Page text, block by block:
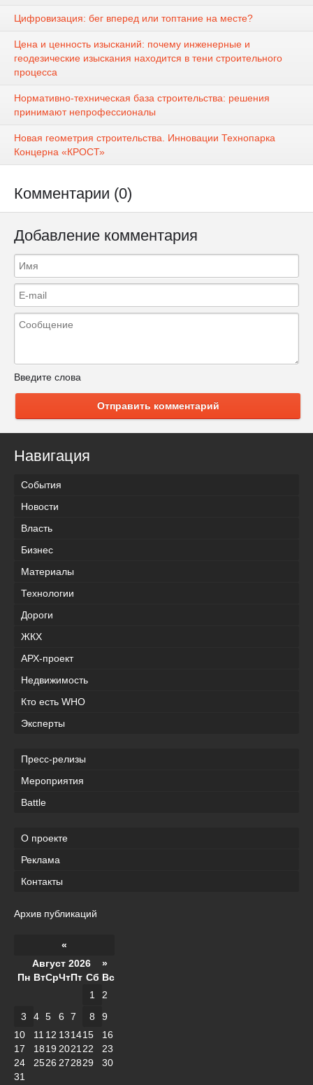
Цифровизация: бег вперед или топтание на месте?
Цена и ценность изысканий: почему инженерные и
геодезические изыскания находится в тени строительного
процесса
Нормативно-техническая база строительства: решения
принимают непрофессионалы
Новая геометрия строительства. Инновации Технопарка
Концерна «КРОСТ»
Комментарии (0)
Добавление комментария
Введите слова
Отправить комментарий
Навигация
События
Новости
Власть
Бизнес
Материалы
Технологии
Дороги
ЖКХ
АРХ-проект
Недвижимость
Кто есть WHO
Эксперты
Пресс-релизы
Мероприятия
Battle
О проекте
Реклама
Контакты
Архив публикаций
«
Август 2026 »
Пн ВтСрЧтПт Сб Вс
1
2
3
4 5 6 7 8
9
10
11 12 131415
16
17
1819 202122
23
24
2526 272829
30
31